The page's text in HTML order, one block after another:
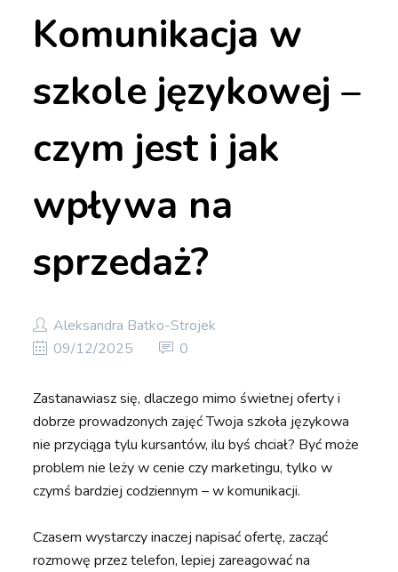
Komunikacja w
szkole językowej –
czym jest i jak
wpływa na
sprzedaż?
Aleksandra Batko-Strojek
09/12/2025
0
Zastanawiasz się, dlaczego mimo świetnej oferty i
dobrze prowadzonych zajęć Twoja szkoła językowa
nie przyciąga tylu kursantów, ilu byś chciał? Być może
problem nie leży w cenie czy marketingu, tylko w
czymś bardziej codziennym – w komunikacji.
Czasem wystarczy inaczej napisać ofertę, zacząć
rozmowę przez telefon, lepiej zareagować na